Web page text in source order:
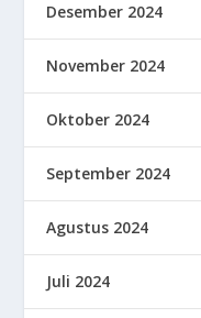
Desember 2024
November 2024
Oktober 2024
September 2024
Agustus 2024
Juli 2024